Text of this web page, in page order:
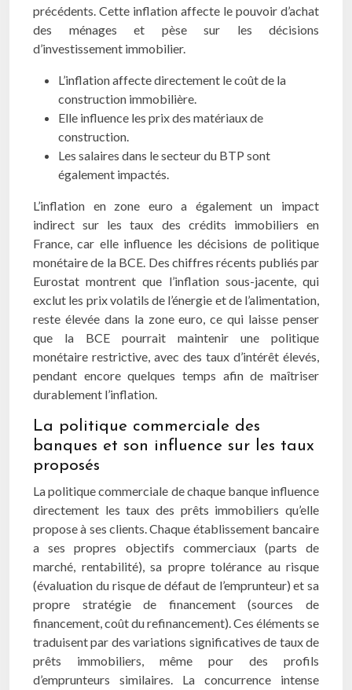
précédents. Cette inflation affecte le pouvoir d’achat
des ménages et pèse sur les décisions
d’investissement immobilier.
L’inflation affecte directement le coût de la
construction immobilière.
Elle influence les prix des matériaux de
construction.
Les salaires dans le secteur du BTP sont
également impactés.
L’inflation en zone euro a également un impact
indirect sur les taux des crédits immobiliers en
France, car elle influence les décisions de politique
monétaire de la BCE. Des chiffres récents publiés par
Eurostat montrent que l’inflation sous-jacente, qui
exclut les prix volatils de l’énergie et de l’alimentation,
reste élevée dans la zone euro, ce qui laisse penser
que la BCE pourrait maintenir une politique
monétaire restrictive, avec des taux d’intérêt élevés,
pendant encore quelques temps afin de maîtriser
durablement l’inflation.
La politique commerciale des
banques et son influence sur les taux
proposés
La politique commerciale de chaque banque influence
directement les taux des prêts immobiliers qu’elle
propose à ses clients. Chaque établissement bancaire
a ses propres objectifs commerciaux (parts de
marché, rentabilité), sa propre tolérance au risque
(évaluation du risque de défaut de l’emprunteur) et sa
propre stratégie de financement (sources de
financement, coût du refinancement). Ces éléments se
traduisent par des variations significatives de taux de
prêts immobiliers, même pour des profils
d’emprunteurs similaires. La concurrence intense